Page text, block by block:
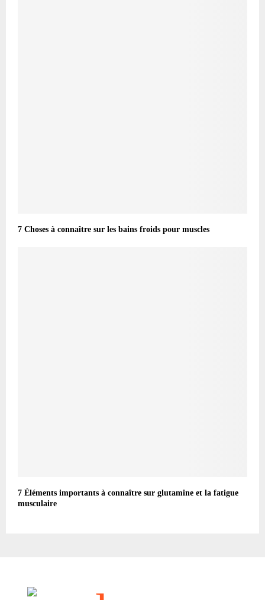
7 Choses à connaître sur les bains froids pour muscles
7 Éléments importants à connaître sur glutamine et la fatigue
musculaire